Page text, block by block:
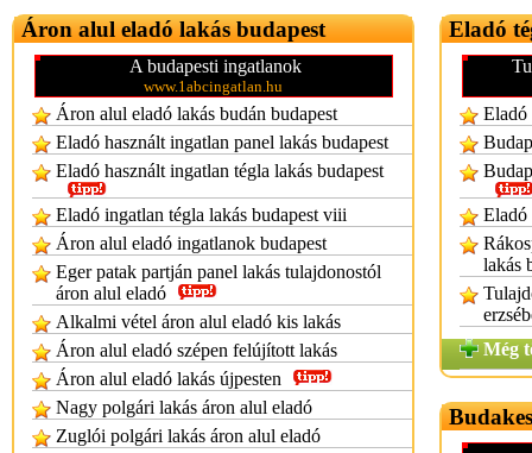
Áron alul eladó lakás budapest
A budapesti ingatlanok
www.1abcingatlan.hu
Áron alul eladó lakás budán budapest
Eladó használt ingatlan panel lakás budapest
Eladó használt ingatlan tégla lakás budapest
Eladó ingatlan tégla lakás budapest viii
Áron alul eladó ingatlanok budapest
Eger patak partján panel lakás tulajdonostól
áron alul eladó
Alkalmi vétel áron alul eladó kis lakás
Áron alul eladó szépen felújított lakás
Áron alul eladó lakás újpesten
Nagy polgári lakás áron alul eladó
Zuglói polgári lakás áron alul eladó
Eladó
Eladó
Eladó
lakás
Még